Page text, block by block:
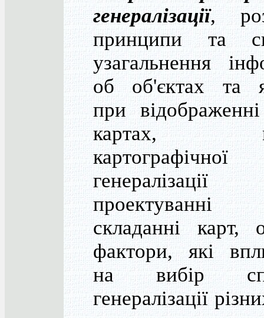
генералізації,
принципи та
узагальнення
об об'єктах та
при
картах,
картографічної
складанні карт,
фактори, які
на вибір
генералізації